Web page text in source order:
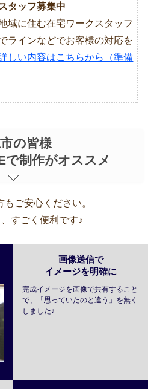
タッフ募集中
域に住む在宅ワークスタッフ
ラインなどでお客様の対応を
しい内容はこちらから（準備
の皆様
で制作がオススメ
ご安心ください。
すごく便利です♪
画像送信で
イメージを明確に
完成イメージを画像で共有すること
で、「思っていたのと違う」を無く
しました♪